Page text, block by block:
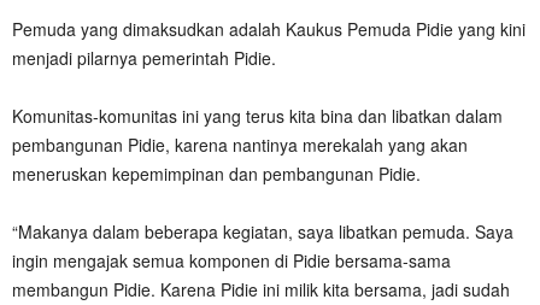
Pemuda yang dimaksudkan adalah Kaukus Pemuda Pidie yang kini
menjadi pilarnya pemerintah Pidie.
Komunitas-komunitas ini yang terus kita bina dan libatkan dalam
pembangunan Pidie, karena nantinya merekalah yang akan
meneruskan kepemimpinan dan pembangunan Pidie.
“Makanya dalam beberapa kegiatan, saya libatkan pemuda. Saya
ingin mengajak semua komponen di Pidie bersama-sama
membangun Pidie. Karena Pidie ini milik kita bersama, jadi sudah